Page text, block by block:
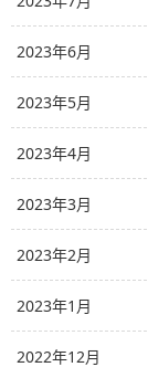
2023年6月
2023年5月
2023年4月
2023年3月
2023年2月
2023年1月
2022年12月